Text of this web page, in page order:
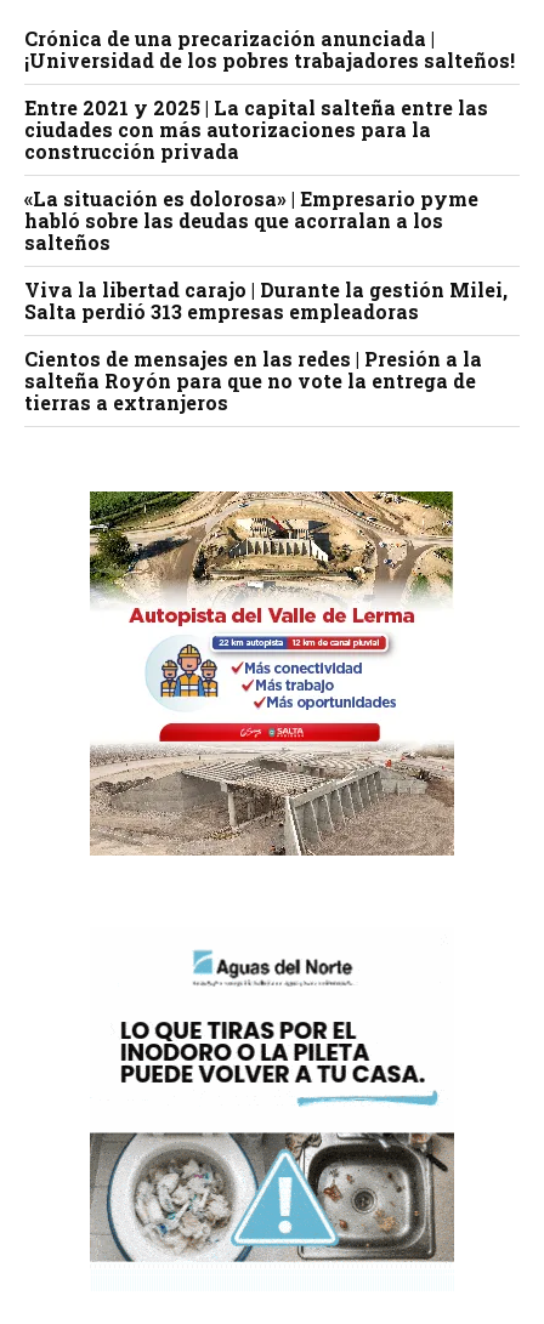
Crónica de una precarización anunciada |
¡Universidad de los pobres trabajadores salteños!
Entre 2021 y 2025 | La capital salteña entre las
ciudades con más autorizaciones para la
construcción privada
«La situación es dolorosa» | Empresario pyme
habló sobre las deudas que acorralan a los
salteños
Viva la libertad carajo | Durante la gestión Milei,
Salta perdió 313 empresas empleadoras
Cientos de mensajes en las redes | Presión a la
salteña Royón para que no vote la entrega de
tierras a extranjeros